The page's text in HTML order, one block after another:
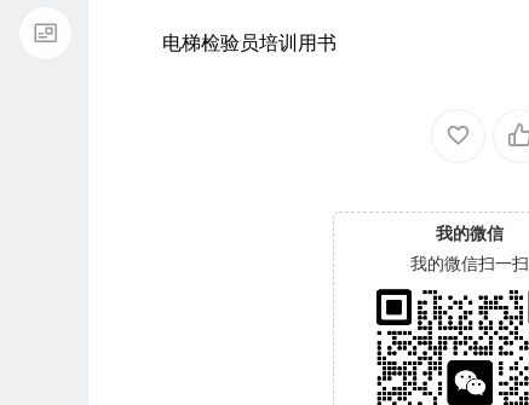
电梯检验员培训用书
我的微信
我的微信扫一扫